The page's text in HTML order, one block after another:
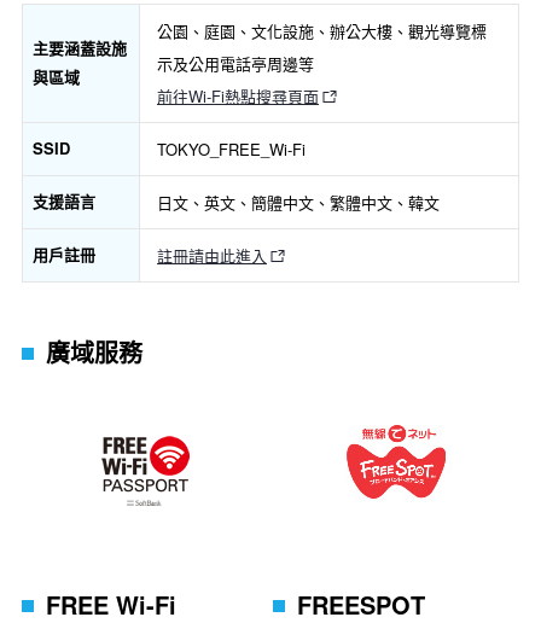
主要涵蓋設施
與區域
公園、庭園、文化設施、辦公大樓、觀光導覽標
示及公用電話亭周邊等
前往Wi-Fi熱點搜尋頁面
SSID TOKYO_FREE_Wi-Fi
支援語言 日文、英文、簡體中文、繁體中文、韓文
用戶註冊 註冊請由此進入
廣域服務
FREE Wi-Fi
FREESPOT